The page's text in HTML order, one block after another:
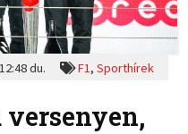
12:48 du. F1,Sporthírek